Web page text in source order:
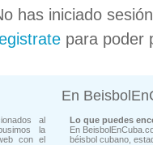
has iniciado
para poder
al
la
con el
En
Lo que puedes
En
béisbol cubano,